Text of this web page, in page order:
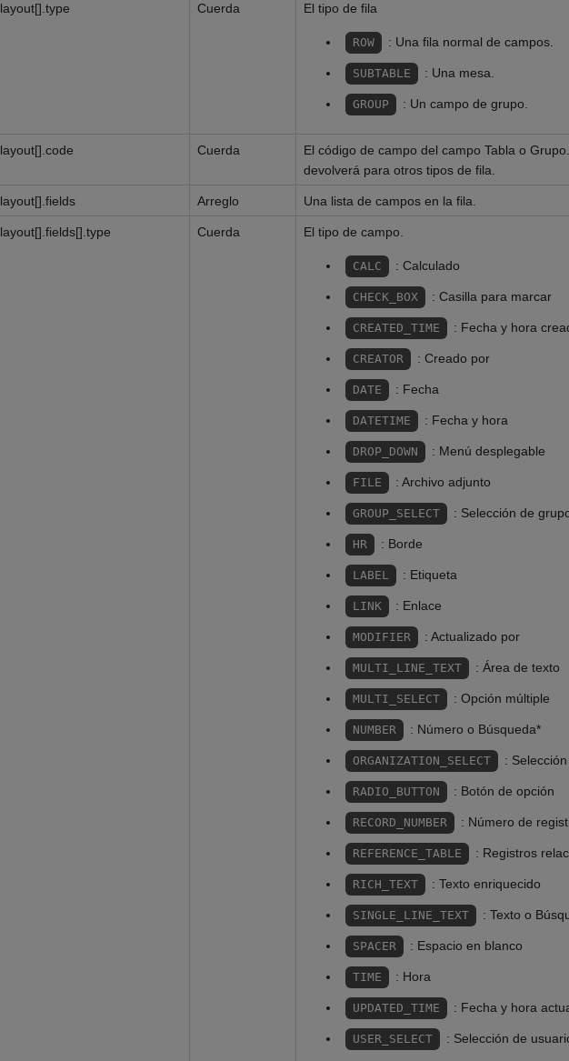
layout[].type Cuerda El tipo de fila
ROW : Una fila normal de campos.
SUBTABLE : Una mesa.
GROUP : Un campo de grupo.
layout[].code Cuerda
El código de campo del campo Tabla o
devolverá para otros tipos de fila.
layout[].fields Arreglo Una lista de campos en la fila.
layout[].fields[].type Cuerda El tipo de campo.
CALC : Calculado
CHECK_BOX : Casilla para marcar
CREATED_TIME : Fecha y hora
CREATOR : Creado por
DATE : Fecha
DATETIME : Fecha y hora
DROP_DOWN : Menú desplegable
FILE : Archivo adjunto
GROUP_SELECT : Selección de
HR : Borde
LABEL : Etiqueta
LINK : Enlace
MODIFIER : Actualizado por
MULTI_LINE_TEXT : Área de texto
MULTI_SELECT : Opción múltiple
NUMBER : Número o Búsqueda*
ORGANIZATION_SELECT :
RADIO_BUTTON : Botón de opción
RECORD_NUMBER : Número de
REFERENCE_TABLE : Registros
RICH_TEXT : Texto enriquecido
SINGLE_LINE_TEXT : Texto o
SPACER : Espacio en blanco
TIME : Hora
UPDATED_TIME : Fecha y hora
USER_SELECT : Selección de